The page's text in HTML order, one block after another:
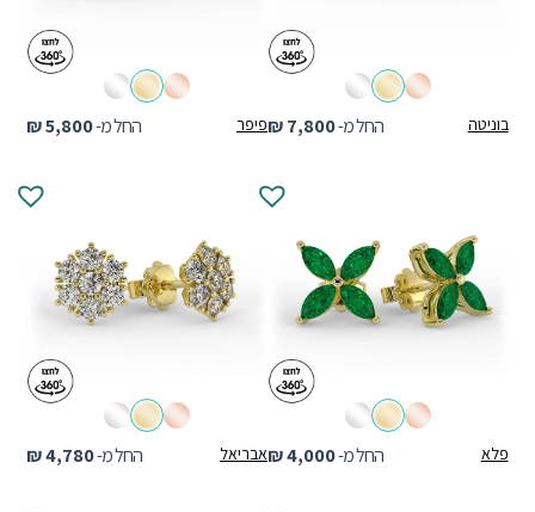
החל מ- ₪5,800 פיפר החל מ- ₪7,800 בוניטה
החל מ- ₪4,780 אבריאל החל מ- ₪4,000 פלא